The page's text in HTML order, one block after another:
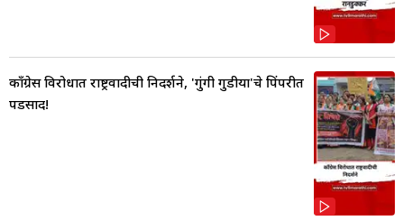
काँग्रेस विरोधात राष्ट्रवादीची निदर्शने, 'गुंगी गुडीया'चे पिंपरीत
पडसाद!